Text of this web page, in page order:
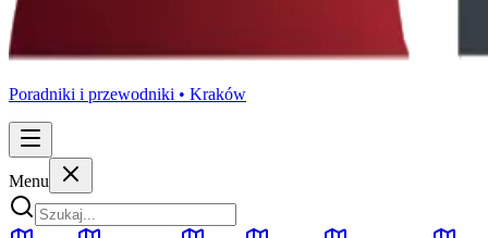
Poradniki i przewodniki • Kraków
Menu